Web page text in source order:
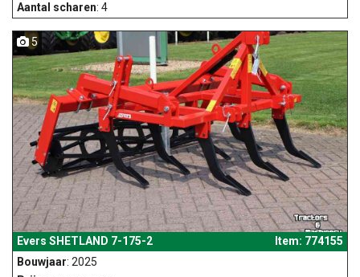
Aantal scharen: 4
5
Evers SHETLAND 7-175-2
Item: 774155
Bouwjaar: 2025